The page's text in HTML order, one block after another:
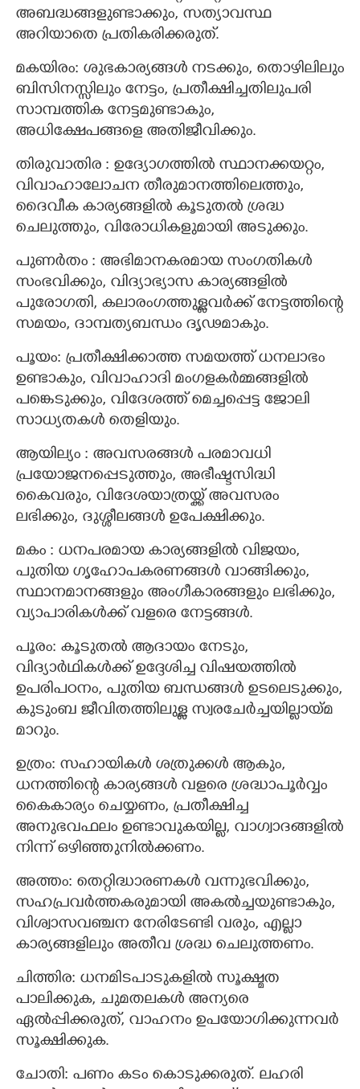
അബദ്ധങ്ങളുണ്ടാക്കും, സത്യാവസ്ഥ
അറിയാതെ പ്രതികരിക്കരുത്.
മകയിരം: ശുഭകാര്യങ്ങൾ നടക്കും, തൊഴിലിലും
ബിസിനസ്സിലും നേട്ടം, പ്രതീക്ഷിച്ചതിലുപരി
സാമ്പത്തിക നേട്ടമുണ്ടാകും,
അധിക്ഷേപങ്ങളെ അതിജീവിക്കും.
തിരുവാതിര : ഉദ്യോഗത്തിൽ സ്ഥാനക്കയറ്റം,
വിവാഹാലോചന തീരുമാനത്തിലെത്തും,
ദൈവീക കാര്യങ്ങളിൽ കൂടുതൽ ശ്രദ്ധ
ചെലുത്തും, വിരോധികളുമായി അടുക്കും.
പുണർതം : അഭിമാനകരമായ സംഗതികൾ
സംഭവിക്കും, വിദ്യാഭ്യാസ കാര്യങ്ങളിൽ
പുരോഗതി, കലാരംഗത്തുള്ളവർക്ക് നേട്ടത്തിന്റെ
സമയം, ദാമ്പത്യബന്ധം ദൃഢമാകും.
പൂയം: പ്രതീക്ഷിക്കാത്ത സമയത്ത് ധനലാഭം
ഉണ്ടാകും, വിവാഹാദി മംഗളകർമ്മങ്ങളിൽ
പങ്കെടുക്കും, വിദേശത്ത് മെച്ചപ്പെട്ട ജോലി
സാധ്യതകൾ തെളിയും.
ആയില്യം : അവസരങ്ങൾ പരമാവധി
പ്രയോജനപ്പെടുത്തും, അഭീഷ്ടസിദ്ധി
കൈവരും, വിദേശയാത്രയ്ക്ക് അവസരം
ലഭിക്കും, ദുശ്ശീലങ്ങൾ ഉപേക്ഷിക്കും.
മകം : ധനപരമായ കാര്യങ്ങളിൽ വിജയം,
പുതിയ ഗൃഹോപകരണങ്ങൾ വാങ്ങിക്കും,
സ്ഥാനമാനങ്ങളും അംഗീകാരങ്ങളും ലഭിക്കും,
വ്യാപാരികൾക്ക് വളരെ നേട്ടങ്ങൾ.
പൂരം: കൂടുതൽ ആദായം നേടും,
വിദ്യാർഥികൾക്ക് ഉദ്ദേശിച്ച വിഷയത്തിൽ
ഉപരിപഠനം, പുതിയ ബന്ധങ്ങൾ ഉടലെടുക്കും,
കുടുംബ ജീവിതത്തിലുള്ള സ്വരചേർച്ചയില്ലായ്മ
മാറും.
ഉത്രം: സഹായികൾ ശത്രുക്കൾ ആകും,
ധനത്തിന്റെ കാര്യങ്ങൾ വളരെ ശ്രദ്ധാപൂർവ്വം
കൈകാര്യം ചെയ്യണം, പ്രതീക്ഷിച്ച
അനുഭവഫലം ഉണ്ടാവുകയില്ല, വാഗ്വാദങ്ങളിൽ
നിന്ന് ഒഴിഞ്ഞുനിൽക്കണം.
അത്തം: തെറ്റിദ്ധാരണകൾ വന്നുഭവിക്കും,
സഹപ്രവർത്തകരുമായി അകൽച്ചയുണ്ടാകും,
വിശ്വാസവഞ്ചന നേരിടേണ്ടി വരും, എല്ലാ
കാര്യങ്ങളിലും അതീവ ശ്രദ്ധ ചെലുത്തണം.
ചിത്തിര: ധനമിടപാടുകളിൽ സൂക്ഷ്മത
പാലിക്കുക, ചുമതലകൾ അന്യരെ
ഏൽപ്പിക്കരുത്, വാഹനം ഉപയോഗിക്കുന്നവർ
സൂക്ഷിക്കുക.
ചോതി: പണം കടം കൊടുക്കരുത്. ലഹരി